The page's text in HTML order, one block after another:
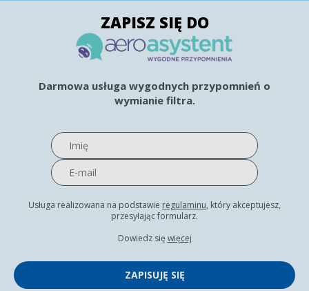
ZAPISZ SIĘ DO
Darmowa usługa wygodnych przypomnień o
wymianie filtra.
Usługa realizowana na podstawie regulaminu, który akceptujesz,
przesyłając formularz.
Dowiedz się więcej
ZAPISUJĘ SIĘ